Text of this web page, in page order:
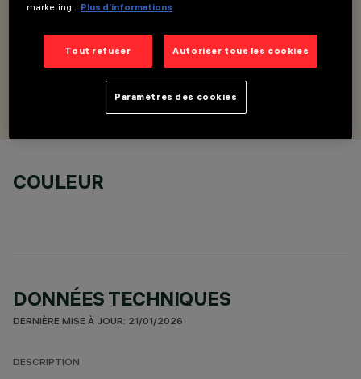
DESCRIPTION
COULEUR
DONNÉES TECHNIQUES
DERNIÈRE MISE À JOUR: 21/01/2026
DESCRIPTION
marketing.
Plus d’informations
Tout refuser Autoriser tous les cookies
Paramètres des cookies